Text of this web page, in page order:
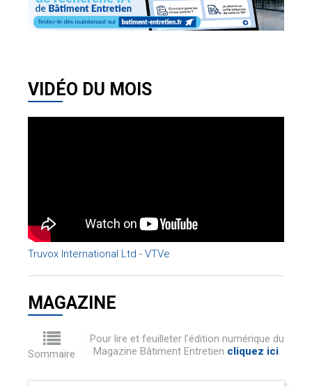
VIDÉO DU MOIS
Truvox International Ltd - VTVe
MAGAZINE
Sommaire
Pour lire et feuilleter l'édition numérique du
Magazine Bâtiment Entretien cliquez ici.